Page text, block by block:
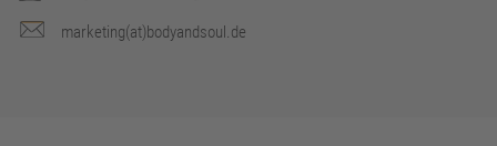
marketing(at)bodyandsoul.de